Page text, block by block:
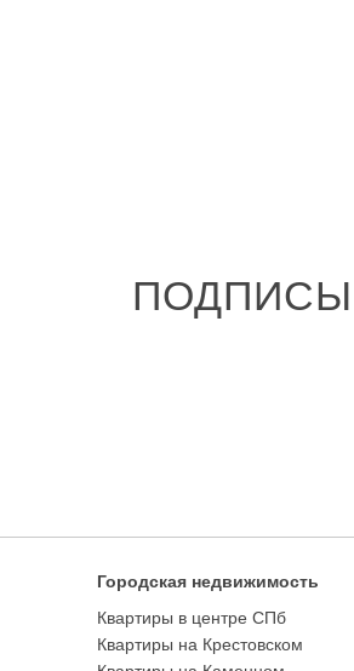
Городская недвижимость
Квартиры в центре СПб
Квартиры на Крестовском